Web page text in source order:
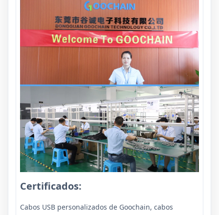
Certificados:
Cabos USB personalizados de Goochain, cabos